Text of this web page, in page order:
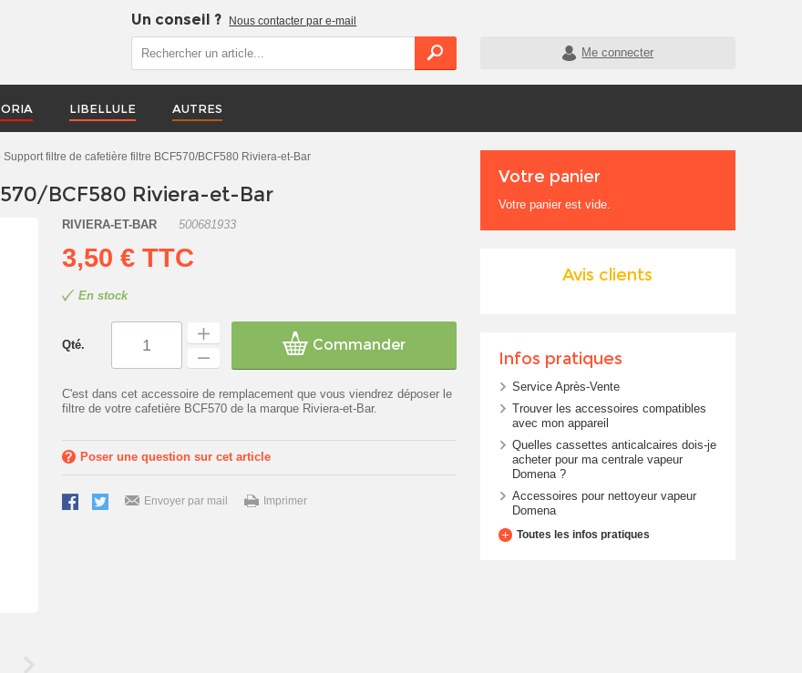
Un conseil ? Nous contacter par e-mail
Me connecter
LIBELLULE AUTRES
Support filtre de cafetière filtre BCF570/BCF580 Riviera-et-Bar
BCF580 Riviera-et-Bar
RIVIERA-ET-BAR 500681933
3,50 € TTC
En stock
Qté. Commander
C'est dans cet accessoire de remplacement que vous viendrez déposer le
filtre de votre cafetière BCF570 de la marque Riviera-et-Bar.
Poser une question sur cet article
Envoyer par mail Imprimer
Votre panier
Votre panier est vide.
Avis clients
Infos pratiques
Service Après-Vente
Trouver les accessoires compatibles
avec mon appareil
Quelles cassettes anticalcaires dois-je
acheter pour ma centrale vapeur
Domena ?
Accessoires pour nettoyeur vapeur
Domena
Toutes les infos pratiques